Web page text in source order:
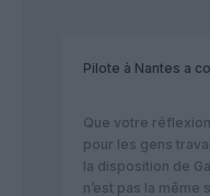
Pilote à Nantes a
Que votre
pour les gens
la disposition de
n’est pas la même